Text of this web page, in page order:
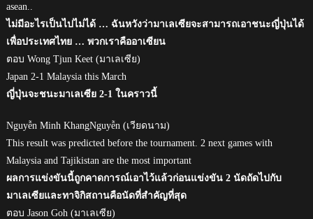
asean..
ไม่มีอะไรเป็นไปไม่ได้ … ฉันหวังว่ามาเลเซียจะสามารถเอาชนะญี่ปุ่นได้
เพื่อประเทศไทย … พวกเราคืออาเซียน
ตอบ Wong Tjun Keet (มาเลเซีย)
Japan 2-1 Malaysia this March
ญี่ปุ่นจะชนะมาเลเซีย 2-1 ในคราวนี้
Nguyễn Minh KhangNguyễn (เวียดนาม)
This result was predicted before the tournament. 2 next games with
Malaysia and Tajikistan are the most important
ผลการแข่งขันนี้ถูกคาดการณ์เอาไว้แล้วก่อนแข่งขัน 2 นัดถัดไปกับ
มาเลเซียและทาจิกิสถานคือนัดที่สำคัญที่สุด
ตอบ Jason Goh (มาเลเซีย)